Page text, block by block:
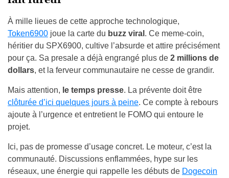
À mille lieues de cette approche technologique,
Token6900 joue la carte du buzz viral . Ce meme-coin,
héritier du SPX6900, cultive l’absurde et attire précisément
pour ça. Sa presale a déjà engrangé plus de 2 millions de
dollars, et la ferveur communautaire ne cesse de grandir.
Mais attention, le temps presse. La prévente doit être
clôturée d’ici quelques jours à peine. Ce compte à rebours
ajoute à l’urgence et entretient le FOMO qui entoure le
projet.
Ici, pas de promesse d’usage concret. Le moteur, c’est la
communauté. Discussions enflammées, hype sur les
réseaux, une énergie qui rappelle les débuts de Dogecoin